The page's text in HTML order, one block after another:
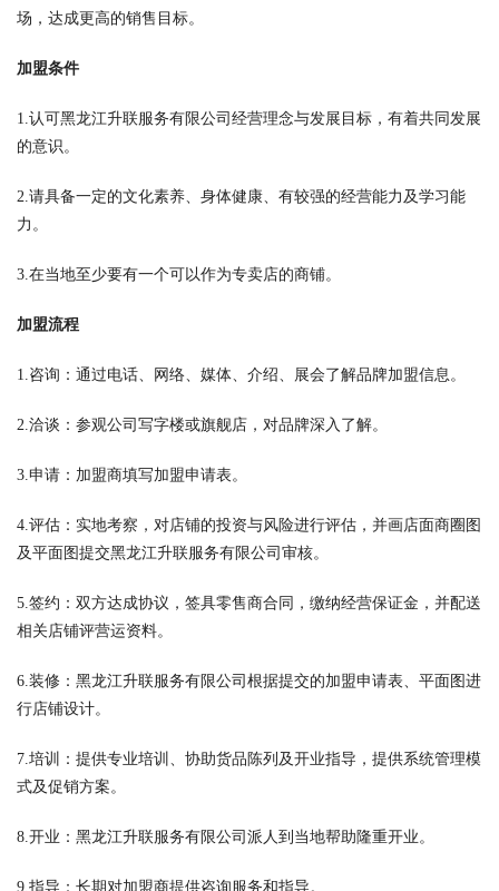
场，达成更高的销售目标。
加盟条件
1.认可黑龙江升联服务有限公司经营理念与发展目标，有着共同发展
的意识。
2.请具备一定的文化素养、身体健康、有较强的经营能力及学习能
力。
3.在当地至少要有一个可以作为专卖店的商铺。
加盟流程
1.咨询：通过电话、网络、媒体、介绍、展会了解品牌加盟信息。
2.洽谈：参观公司写字楼或旗舰店，对品牌深入了解。
3.申请：加盟商填写加盟申请表。
4.评估：实地考察，对店铺的投资与风险进行评估，并画店面商圈图
及平面图提交黑龙江升联服务有限公司审核。
5.签约：双方达成协议，签具零售商合同，缴纳经营保证金，并配送
相关店铺评营运资料。
6.装修：黑龙江升联服务有限公司根据提交的加盟申请表、平面图进
行店铺设计。
7.培训：提供专业培训、协助货品陈列及开业指导，提供系统管理模
式及促销方案。
8.开业：黑龙江升联服务有限公司派人到当地帮助隆重开业。
9.指导：长期对加盟商提供咨询服务和指导。